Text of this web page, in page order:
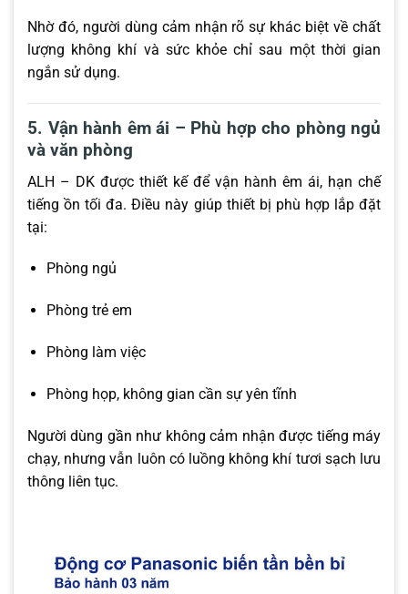
Nhờ đó, người dùng cảm nhận rõ sự khác biệt về chất
lượng không khí và sức khỏe chỉ sau một thời gian
ngắn sử dụng.
5. Vận hành êm ái – Phù hợp cho phòng ngủ
và văn phòng
ALH – DK được thiết kế để vận hành êm ái, hạn chế
tiếng ồn tối đa. Điều này giúp thiết bị phù hợp lắp đặt
tại:
Phòng ngủ
Phòng trẻ em
Phòng làm việc
Phòng họp, không gian cần sự yên tĩnh
Người dùng gần như không cảm nhận được tiếng máy
chạy, nhưng vẫn luôn có luồng không khí tươi sạch lưu
thông liên tục.